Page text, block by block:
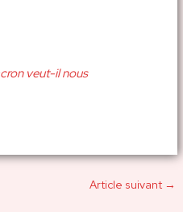
veut-il nous
Article suivant →